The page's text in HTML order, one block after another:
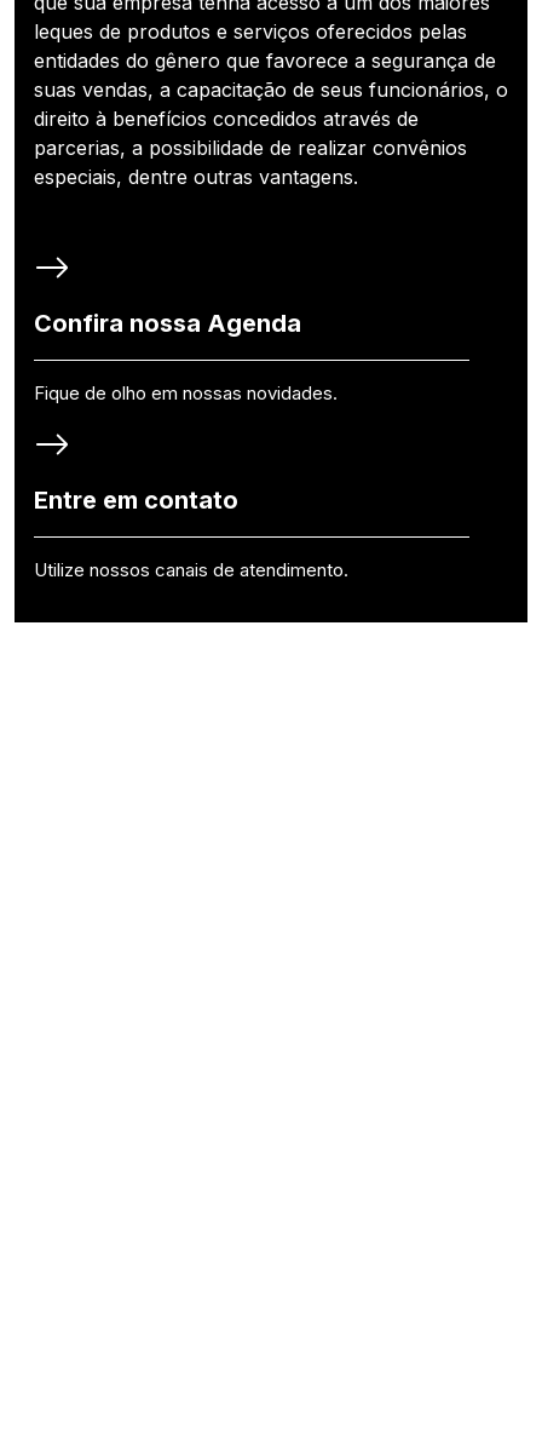
leques de produtos e serviços oferecidos pelas
entidades do gênero que favorece a segurança de
suas vendas, a capacitação de seus funcionários, o
direito à benefícios concedidos através de
parcerias, a possibilidade de realizar convênios
especiais, dentre outras vantagens.
Confira nossa Agenda
Fique de olho em nossas novidades.
Entre em contato
Utilize nossos canais de atendimento.